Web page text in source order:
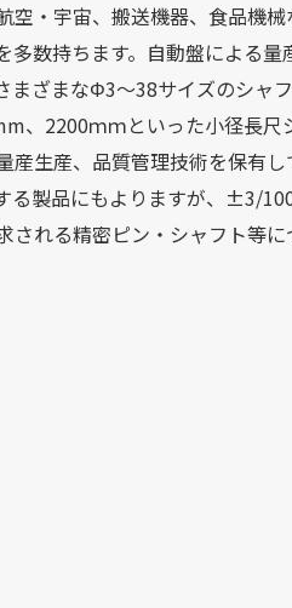
空・宇宙、搬送機器、食品機械
数持ちます。自動盤による量
まざまなΦ3～38サイズのシャ
、2200ｍｍといった小径長尺
産生産、品質管理技術を保有し
る製品にもよりますが、±3/
される精密ピン・シャフト等に